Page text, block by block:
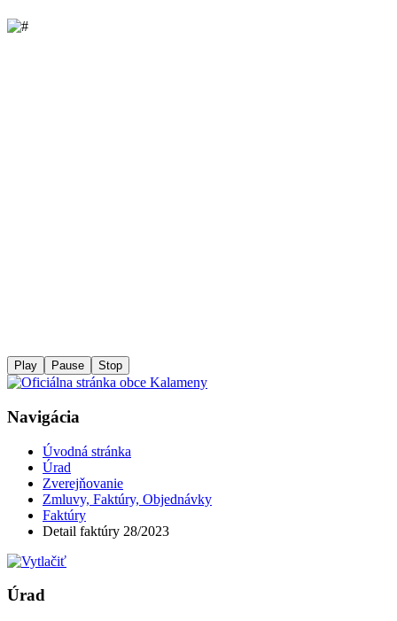
Play Pause Stop
Navigácia
Úvodná stránka
Úrad
Zverejňovanie
Zmluvy, Faktúry, Objednávky
Faktúry
Detail faktúry 28/2023
Úrad